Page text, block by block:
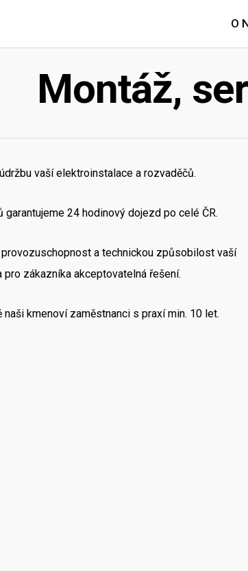
O
Montáž,
vaší elektroinstalace a rozvaděčů.
24 hodinový dojezd po celé ČR.
a technickou způsobilost vaší
pro zákazníka akceptovatelná řešení.
kmenoví zaměstnanci s praxí min. 10 let.